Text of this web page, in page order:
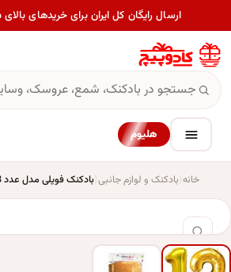
ارسال رایگان کل ایران برای خریدهای بالای ۲.۵ میلیون تومان
هلیوم
خانه بادکنک و لوازم جانبی بادکنک فویلی مدل عدد 13 بسته 2 عددی